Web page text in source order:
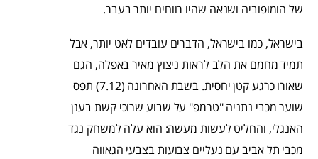
של הומופוביה ושנאה שהיו רווחים יותר בעבר.
בישראל, כמו בישראל, הדברים עובדים לאט יותר, אבל
תמיד מחמם את הלב לראות ניצוץ מאיר באפלה, הגם
שאורו כרגע קטן יחסית. בשבת האחרונה (7.12) תפס
שוער מכבי נתניה "טרמפ" על שבוע שרוכי קשת בענן
האנגלי, והחליט לעשות מעשה: הוא עלה למשחק נגד
מכבי תל אביב עם נעליים צבועות בצבעי הגאווה